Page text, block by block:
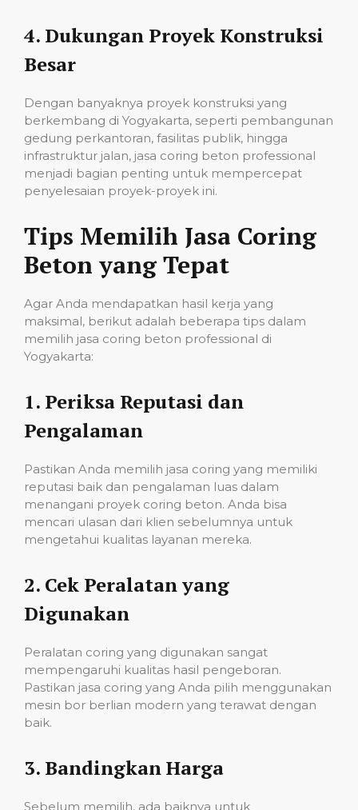
4. Dukungan Proyek Konstruksi
Besar
Dengan banyaknya proyek konstruksi yang
berkembang di Yogyakarta, seperti pembangunan
gedung perkantoran, fasilitas publik, hingga
infrastruktur jalan, jasa coring beton professional
menjadi bagian penting untuk mempercepat
penyelesaian proyek-proyek ini.
Tips Memilih Jasa Coring
Beton yang Tepat
Agar Anda mendapatkan hasil kerja yang
maksimal, berikut adalah beberapa tips dalam
memilih jasa coring beton professional di
Yogyakarta:
1. Periksa Reputasi dan
Pengalaman
Pastikan Anda memilih jasa coring yang memiliki
reputasi baik dan pengalaman luas dalam
menangani proyek coring beton. Anda bisa
mencari ulasan dari klien sebelumnya untuk
mengetahui kualitas layanan mereka.
2. Cek Peralatan yang
Digunakan
Peralatan coring yang digunakan sangat
mempengaruhi kualitas hasil pengeboran.
Pastikan jasa coring yang Anda pilih menggunakan
mesin bor berlian modern yang terawat dengan
baik.
3. Bandingkan Harga
Sebelum memilih, ada baiknya untuk